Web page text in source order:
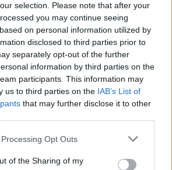
selection. Please note that after your
you may continue seeing
on personal information utilized by
disclosed to third parties prior to
separately opt-out of the further
information by third parties on the
participants. This information may
us to third parties on the IAB’s List of
that may further disclose it to other
website/app uses one or more Google
or usage behaviour. You may click to
Opt Outs
of the Sharing of my
tettek Szenes Hanna Széna
mellszobrára
feszítsd meg, kövezd
el. Ez egy gyilkos
hogy kik ők. Miért
irányítják Orbán